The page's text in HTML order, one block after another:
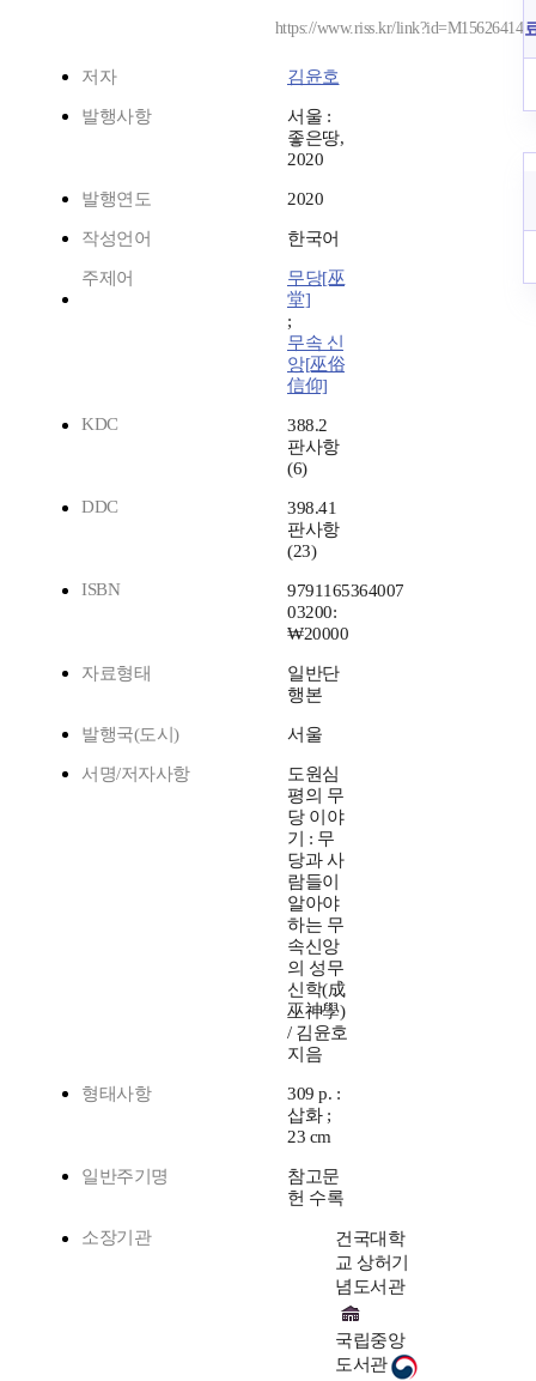
https://www.riss.kr/link?id=M15626414
저자 김윤호
발행사항
서울 :
좋은땅,
2020
발행연도 2020
작성언어 한국어
주제어
무당[巫
堂]
;
무속 신
앙[巫俗
信仰]
KDC
388.2
판사항
(6)
DDC
398.41
판사항
(23)
ISBN
9791165364007
03200:
₩20000
자료형태
일반단
행본
발행국(도시) 서울
서명/저자사항
도원심
평의 무
당 이야
기 : 무
당과 사
람들이
알아야
하는 무
속신앙
의 성무
신학(成
巫神學)
/ 김윤호
지음
형태사항
309 p. :
삽화 ;
23 cm
일반주기명
참고문
헌 수록
소장기관
건국대학
교 상허기
념도서관
국립중앙
도서관